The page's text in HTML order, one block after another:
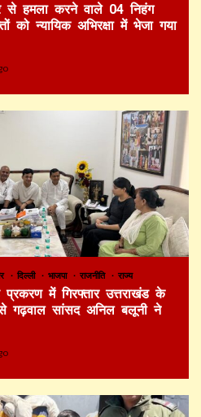
से हमला करने वाले 04 निहंग
को न्यायिक अभिरक्षा में भेजा गया
दिल्ली भाजपा राजनीति राज्य
प्रकरण में गिरफ्तार उत्तराखंड के
गढ़वाल सांसद अनिल बलूनी ने